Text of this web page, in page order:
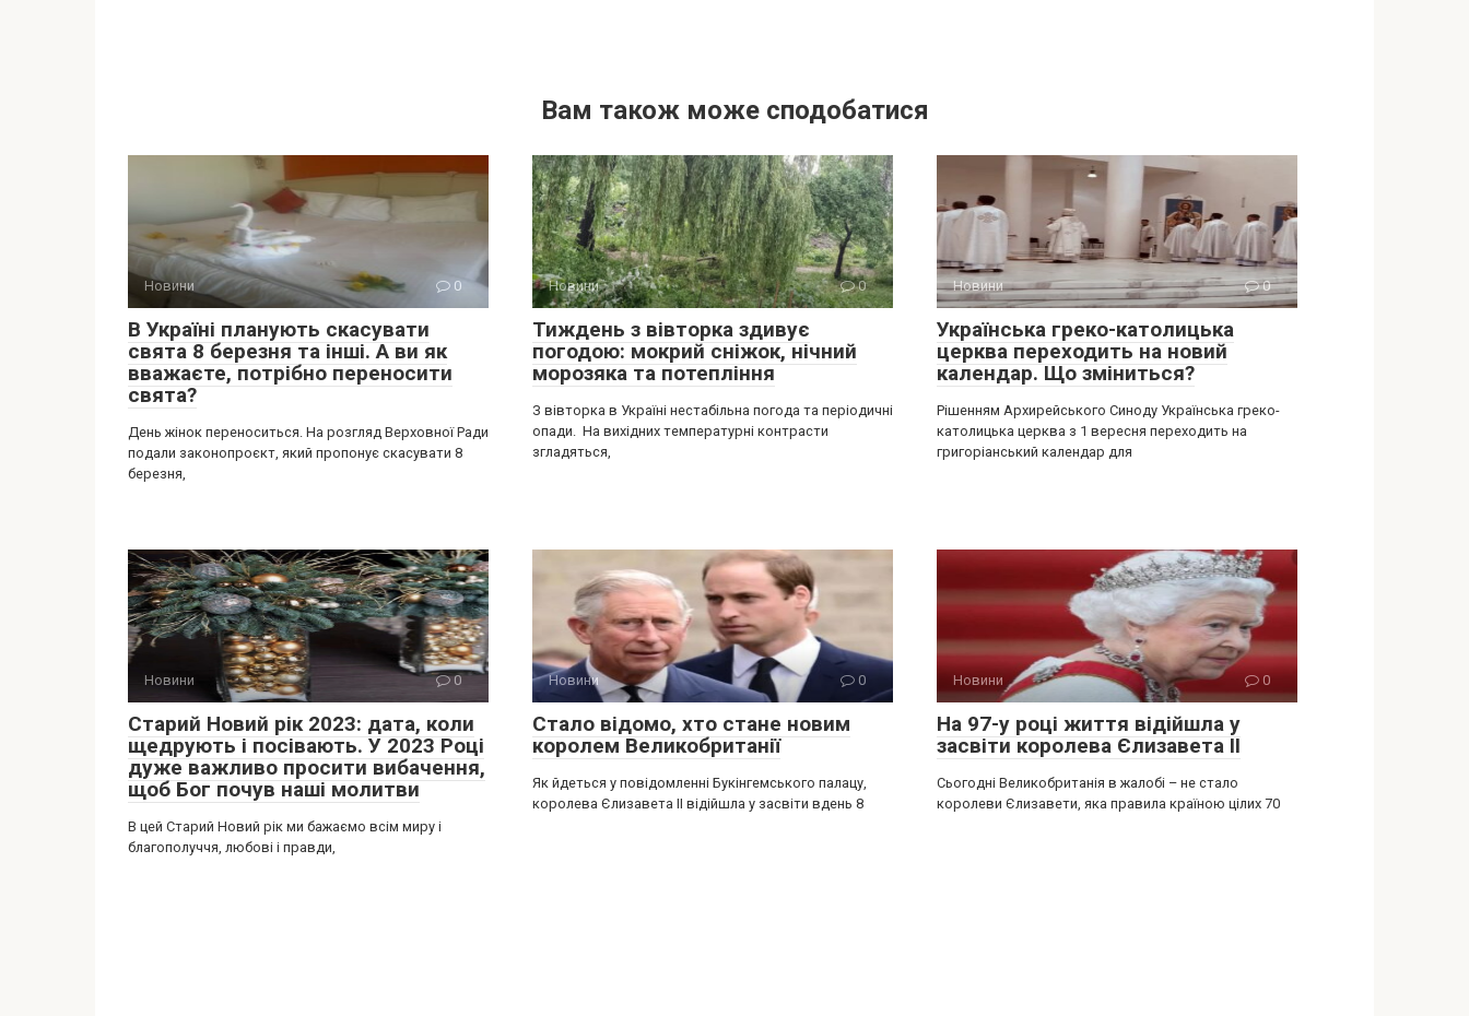
Вам також може сподобатися
Новини 0
В Україні планують скасувати
свята 8 березня та інші. А ви як
вважаєте, потрібно переносити
свята?
День жінок переноситься. На розгляд Верховної Ради
подали законопроєкт, який пропонує скасувати 8
березня,
Новини 0
Тиждень з вівторка здивує
погодою: мокрий сніжок, нічний
морозяка та потепління
З вівторка в Україні нестабільна погода та періодичні
опади. На вихідних температурні контрасти
згладяться,
Новини 0
Українська греко-католицька
церква переходить на новий
календар. Що зміниться?
Рішенням Архирейського Синоду Українська греко-
католицька церква з 1 вересня переходить на
григоріанський календар для
Новини 0
Старий Новий рік 2023: дата, коли
щедрують і посівають. У 2023 Році
дуже важливо просити вибачення,
щоб Бог почув наші молитви
В цей Старий Новий рік ми бажаємо всім миру і
благополуччя, любові і правди,
Новини 0
Стало відомо, хто стане новим
королем Великобританії
Як йдеться у повідомленні Букінгемського палацу,
королева Єлизавета ІІ відійшла у засвіти вдень 8
Новини 0
На 97-у році життя відійшла у
засвіти королева Єлизавета ІІ
Сьогодні Великобританія в жалобі – не стало
королеви Єлизавети, яка правила країною цілих 70